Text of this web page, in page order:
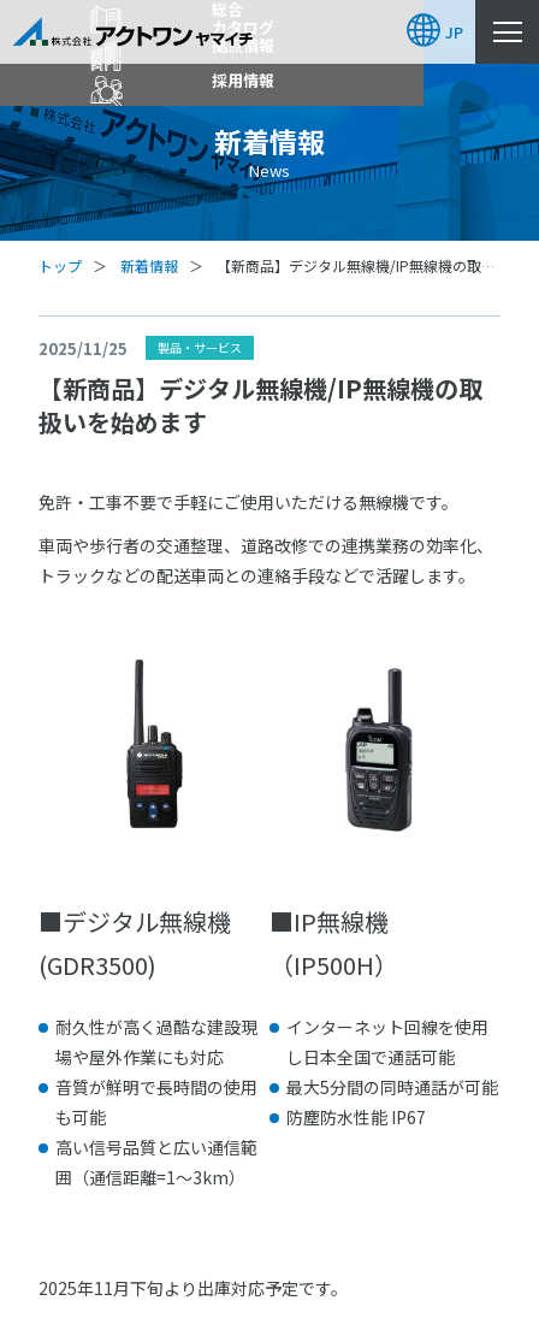
総合
カタログ
拠点情報
採用情報
JP
新着情報
News
トップ 新着情報
【新商品】デジタル無線機/IP無線機の取扱
2025/11/25 製品・サービス
【新商品】デジタル無線機/IP無線機の取
扱いを始めます
免許・工事不要で手軽にご使用いただける無線機です。
車両や歩行者の交通整理、道路改修での連携業務の効率化、
トラックなどの配送車両との連絡手段などで活躍します。
■デジタル無線機
(GDR3500)
耐久性が高く過酷な建設現
場や屋外作業にも対応
音質が鮮明で長時間の使用
も可能
高い信号品質と広い通信範
囲（通信距離=1～3km）
■IP無線機
（IP500H）
インターネット回線を使用
し日本全国で通話可能
最大5分間の同時通話が可能
防塵防水性能 IP67
2025年11月下旬より出庫対応予定です。